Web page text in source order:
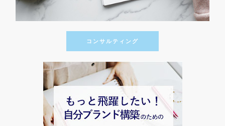
コンサルティング